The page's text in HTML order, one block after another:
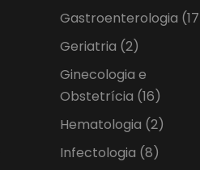
Gastroenterologia
Geriatria (2)
Ginecologia e
Obstetrícia (16)
Hematologia (2)
Infectologia (8)